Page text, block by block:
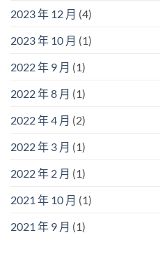
2023 年 12 月 (4)
2023 年 10 月 (1)
2022 年 9 月 (1)
2022 年 8 月 (1)
2022 年 4 月 (2)
2022 年 3 月 (1)
2022 年 2 月 (1)
2021 年 10 月 (1)
2021 年 9 月 (1)